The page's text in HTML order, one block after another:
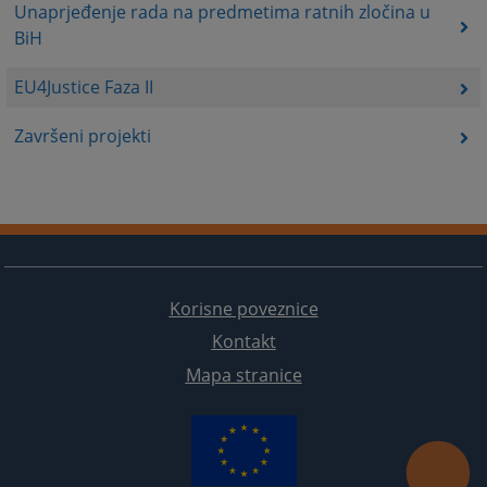
Unaprјeđenje rada na predmetima ratnih zločina u
BiH
EU4Justice Faza II
Završeni projekti
Korisne poveznice
Kontakt
Mapa stranice